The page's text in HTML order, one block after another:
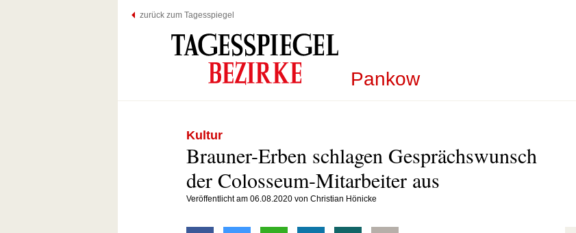
zurück zum Tagesspiegel
Pankow
Kultur
Brauner-Erben schlagen Gesprächswunsch
der Colosseum-Mitarbeiter aus
Veröffentlicht am 06.08.2020 von Christian Hönicke